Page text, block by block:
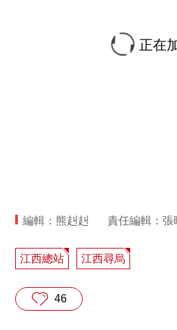
正在
編輯：熊赳赳 責任編輯：張
江西總站 江西尋烏
46